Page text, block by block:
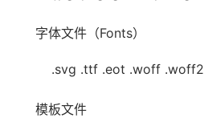
字体文件（Fonts）
.svg .ttf .eot .woff .woff2
模板文件